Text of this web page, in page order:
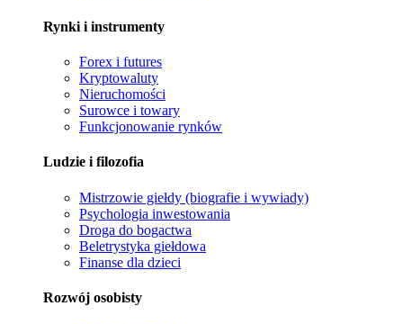
Rynki i instrumenty
Forex i futures
Kryptowaluty
Nieruchomości
Surowce i towary
Funkcjonowanie rynków
Ludzie i filozofia
Mistrzowie giełdy (biografie i wywiady)
Psychologia inwestowania
Droga do bogactwa
Beletrystyka giełdowa
Finanse dla dzieci
Rozwój osobisty